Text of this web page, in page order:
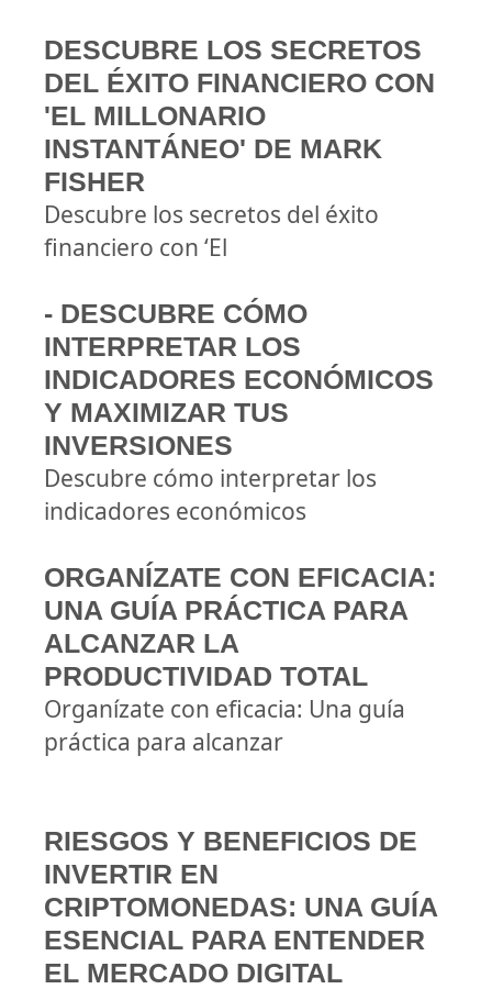
DESCUBRE LOS SECRETOS
DEL ÉXITO FINANCIERO CON
'EL MILLONARIO
INSTANTÁNEO' DE MARK
FISHER
Descubre los secretos del éxito
financiero con ‘El
- DESCUBRE CÓMO
INTERPRETAR LOS
INDICADORES ECONÓMICOS
Y MAXIMIZAR TUS
INVERSIONES
Descubre cómo interpretar los
indicadores económicos
ORGANÍZATE CON EFICACIA:
UNA GUÍA PRÁCTICA PARA
ALCANZAR LA
PRODUCTIVIDAD TOTAL
Organízate con eficacia: Una guía
práctica para alcanzar
RIESGOS Y BENEFICIOS DE
INVERTIR EN
CRIPTOMONEDAS: UNA GUÍA
ESENCIAL PARA ENTENDER
EL MERCADO DIGITAL